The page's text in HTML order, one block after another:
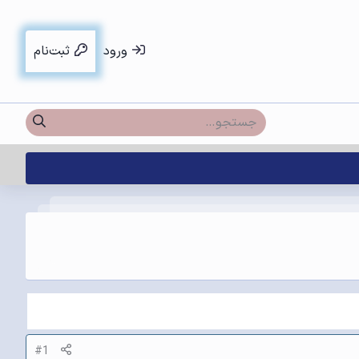
ورود ثبت‌نام
#1